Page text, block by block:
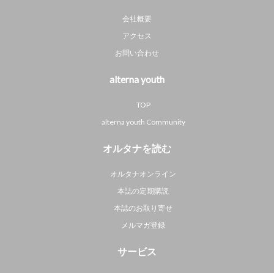
会社概要
アクセス
お問い合わせ
alterna youth
TOP
alterna youth Community
オルタナを読む
オルタナオンライン
本誌の定期購読
本誌のお取り寄せ
メルマガ登録
サービス